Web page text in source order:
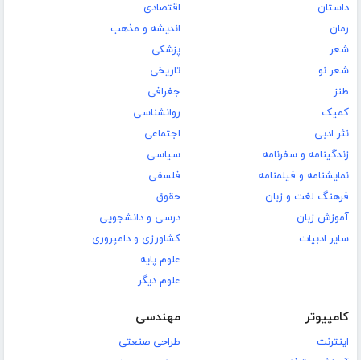
داستان
رمان
شعر
شعر نو
طنز
کمیک
نثر ادبی
زندگینامه و سفرنامه
نمایشنامه و فیلمنامه
فرهنگ لغت و زبان
آموزش زبان
سایر ادبیات
اقتصادی
اندیشه و مذهب
پزشکی
تاریخی
جغرافی
روانشناسی
اجتماعی
سیاسی
فلسفی
حقوق
درسی و دانشجویی
کشاورزی و دامپروری
علوم پایه
علوم دیگر
کامپیوتر
اینترنت
مهندسی
طراحی صنعتی